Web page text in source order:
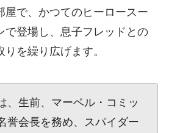
屋で、かつてのヒーロースー
で登場し、息子フレッドとの
を繰り広げます。
、生前、マーベル・コミッ
誉会長を務め、スパイダー